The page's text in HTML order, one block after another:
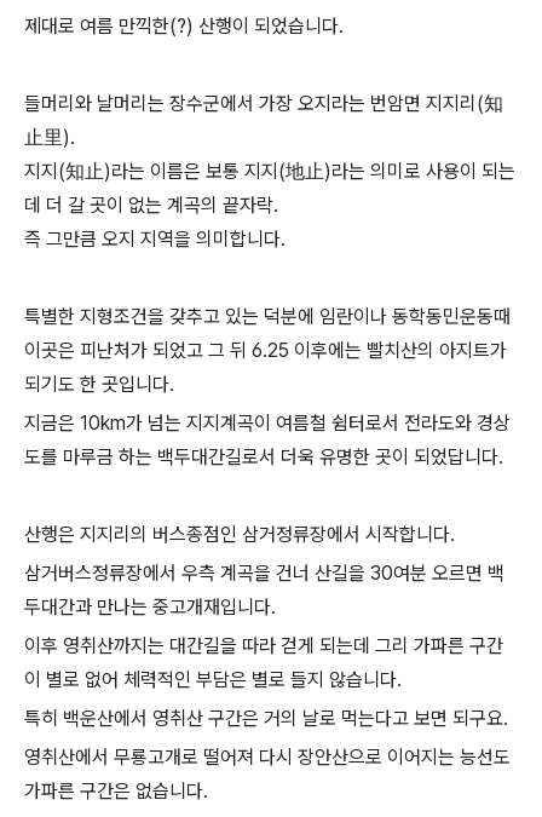
제대로 여름 만끽한(?) 산행이 되었습니다.
들머리와 날머리는 장수군에서 가장 오지라는 번암면 지지리(知
止里).
지지(知止)라는 이름은 보통 지지(地止)라는 의미로 사용이 되는
데 더 갈 곳이 없는 계곡의 끝자락.
즉 그만큼 오지 지역을 의미합니다.
특별한 지형조건을 갖추고 있는 덕분에 임란이나 동학동민운동때
이곳은 피난처가 되었고 그 뒤 6.25 이후에는 빨치산의 아지트가
되기도 한 곳입니다.
지금은 10km가 넘는 지지계곡이 여름철 쉼터로서 전라도와 경상
도를 마루금 하는 백두대간길로서 더욱 유명한 곳이 되었답니다.
산행은 지지리의 버스종점인 삼거정류장에서 시작합니다.
삼거버스정류장에서 우측 계곡을 건너 산길을 30여분 오르면 백
두대간과 만나는 중고개재입니다.
이후 영취산까지는 대간길을 따라 걷게 되는데 그리 가파른 구간
이 별로 없어 체력적인 부담은 별로 들지 않습니다.
특히 백운산에서 영취산 구간은 거의 날로 먹는다고 보면 되구요.
영취산에서 무룡고개로 떨어져 다시 장안산으로 이어지는 능선도
가파른 구간은 없습니다.